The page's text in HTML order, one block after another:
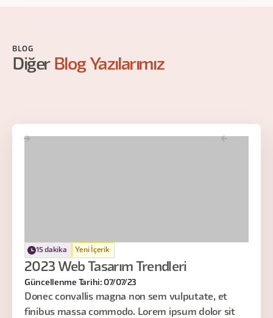
BLOG
Diğer Blog Yazılarımız
15 dakika Yeni İçerik
2023 Web Tasarım Trendleri
Güncellenme Tarihi: 07/07/23
Donec convallis magna non sem vulputate, et
finibus massa commodo. Lorem ipsum dolor sit